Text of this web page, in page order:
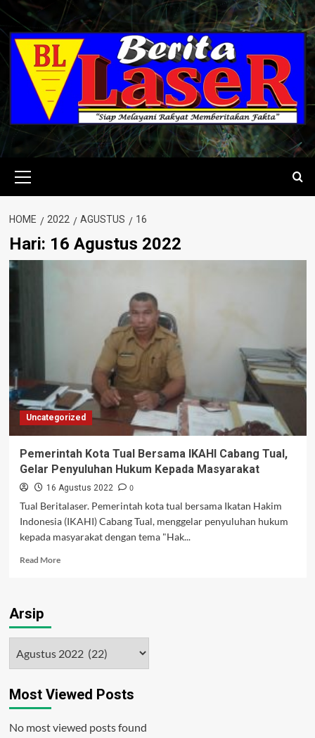
Skip
to
content
Menu
HOME 2022 AGUSTUS 16
Hari: 16 Agustus 2022
Uncategorized
Pemerintah Kota Tual Bersama IKAHI Cabang Tual,
Gelar Penyuluhan Hukum Kepada Masyarakat
16 Agustus 2022
0
Tual Beritalaser. Pemerintah kota tual bersama Ikatan Hakim
Indonesia (IKAHI) Cabang Tual, menggelar penyuluhan hukum
kepada masyarakat dengan tema "Hak...
Read MoreRead
Bersama
IKAHI
Gelar
Kepada
Arsip
Most Viewed Posts
No most viewed posts found